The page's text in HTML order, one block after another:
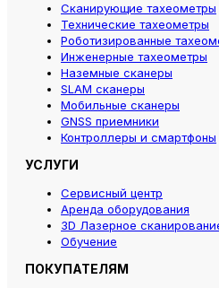
Сканирующие тахеометры
Технические тахеометры
Роботизированные
Инженерные тахеометры
Наземные сканеры
SLAM сканеры
Мобильные сканеры
GNSS приемники
Контроллеры и смартфоны
УСЛУГИ
Сервисный центр
Аренда оборудования
3D Лазерное
Обучение
ПОКУПАТЕЛЯМ